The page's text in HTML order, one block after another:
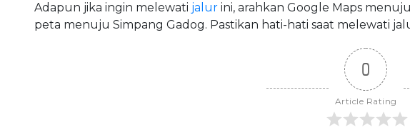
Adapun jika ingin melewati jalurini, arahkan Google Maps
peta menuju Simpang Gadog. Pastikan hati-hati saat melewati
0
Article Rating